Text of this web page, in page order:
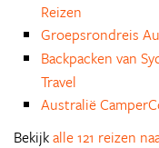
Reizen
Groepsrondreis
Backpacken van
Travel
Australië
Bekijkalle 121 reizen